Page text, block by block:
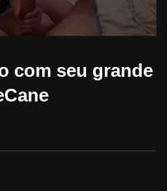
com seu grande